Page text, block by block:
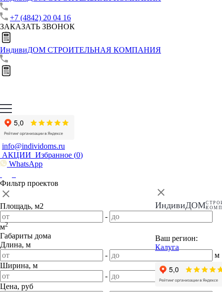
+7 (4842) 20 04 16
ЗАКАЗАТЬ ЗВОНОК
ИндивиДОМ СТРОИТЕЛЬНАЯ КОМПАНИЯ
info@individoms.ru
АКЦИИ Избранное (0)
WhatsApp
ИндивиДОМ
Ваш регион:
Калуга
Фильтр проектов
Площадь, м2
-
м2
Габариты дома
Длина, м
-
м
Ширина, м
-
Цена, руб